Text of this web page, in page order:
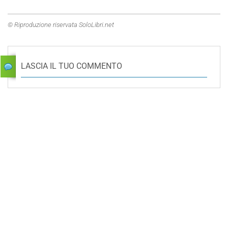
© Riproduzione riservata SoloLibri.net
LASCIA IL TUO COMMENTO